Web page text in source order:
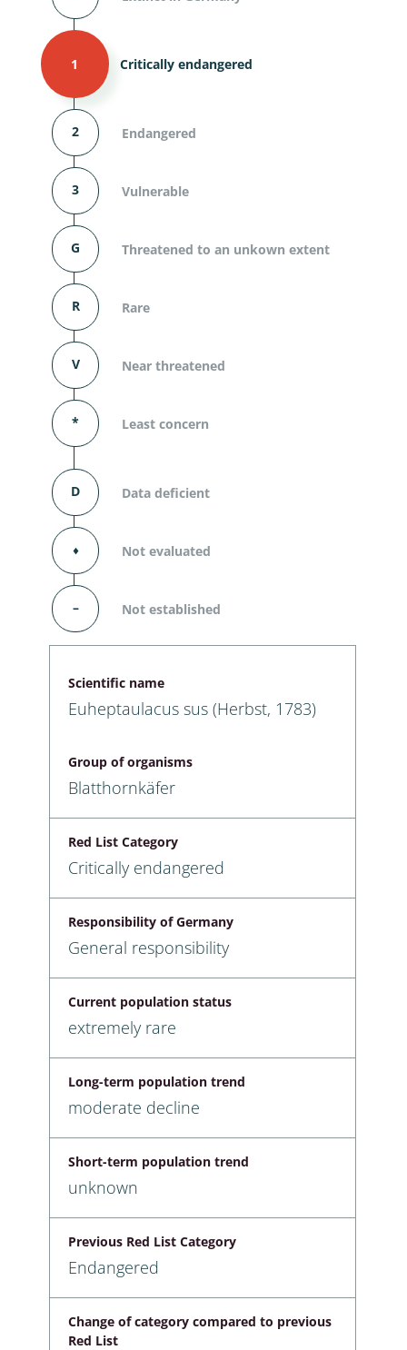
1 Critically endangered
2 Endangered
3 Vulnerable
G Threatened to an unkown extent
R Rare
V Near threatened
* Least concern
D Data deficient
⬧ Not evaluated
– Not established
Scientific name
Euheptaulacus sus (Herbst, 1783)
Group of organisms
Blatthornkäfer
Red List Category
Critically endangered
Responsibility of Germany
General responsibility
Current population status
extremely rare
Long-term population trend
moderate decline
Short-term population trend
unknown
Previous Red List Category
Endangered
Change of category compared to previous
Red List